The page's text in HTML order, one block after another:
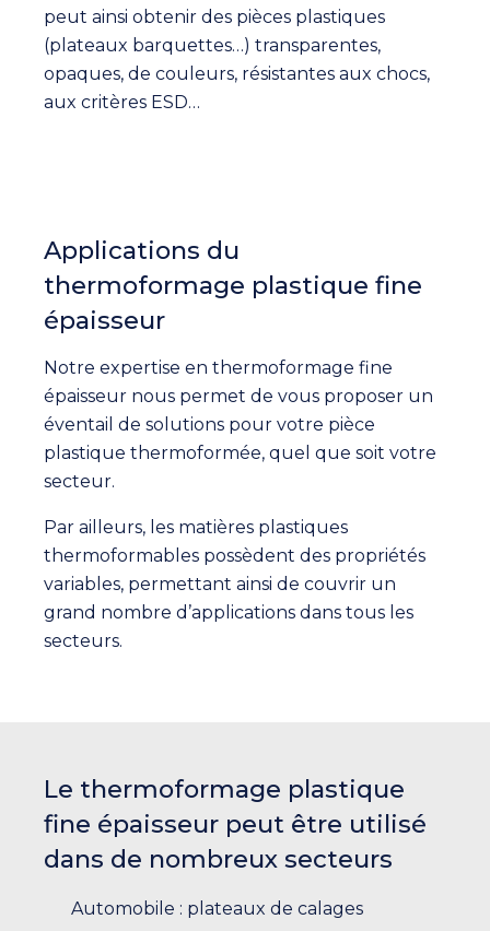
peut ainsi obtenir des pièces plastiques
(plateaux barquettes…) transparentes,
opaques, de couleurs, résistantes aux chocs,
aux critères ESD…
Applications du
thermoformage plastique fine
épaisseur
Notre expertise en thermoformage fine
épaisseur nous permet de vous proposer un
éventail de solutions pour votre pièce
plastique thermoformée, quel que soit votre
secteur.
Par ailleurs, les matières plastiques
thermoformables possèdent des propriétés
variables, permettant ainsi de couvrir un
grand nombre d’applications dans tous les
secteurs.
Le thermoformage plastique
fine épaisseur peut être utilisé
dans de nombreux secteurs
Automobile : plateaux de calages